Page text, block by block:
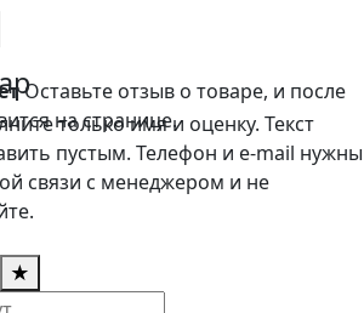
Оставьте отзыв о товаре, и после
на странице.
только имя и оценку. Текст
пустым. Телефон и e-mail нужны
связи с менеджером и не
★